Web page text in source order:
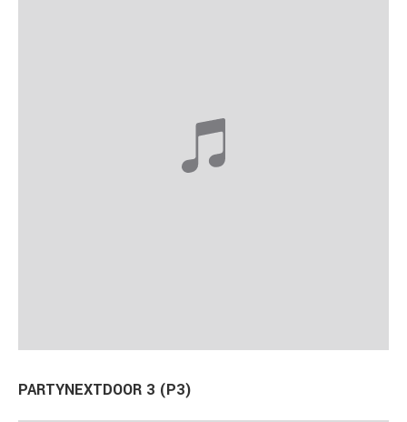
PARTYNEXTDOOR 3 (P3)